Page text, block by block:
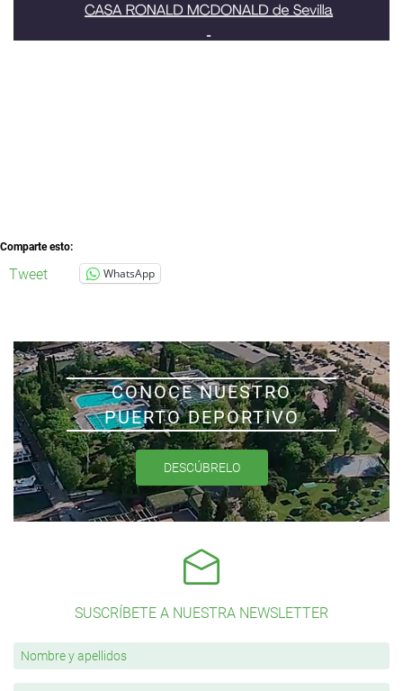
Comparte esto:
Tweet WhatsApp
CONOCE NUESTRO
PUERTO DEPORTIVO
DESCÚBRELO
SUSCRÍBETE A NUESTRA NEWSLETTER